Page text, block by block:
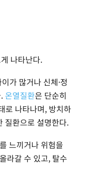
나타난다.
가 많거나 신체·정
온열질환은 단순히
로 나타나며, 방치하
질환으로 설명한다.
느끼거나 위험을
라갈 수 있고, 탈수